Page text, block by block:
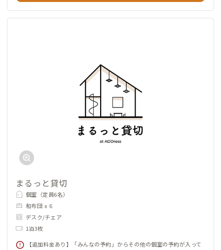
まるっと貸切
個室（定員6名）
和布団 x 6
デスク/チェア
1泊3枚
【追加料金あり】「みんなの予約」からその他の個室の予約が入って